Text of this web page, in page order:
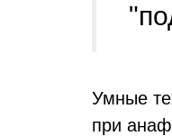
Умные
при